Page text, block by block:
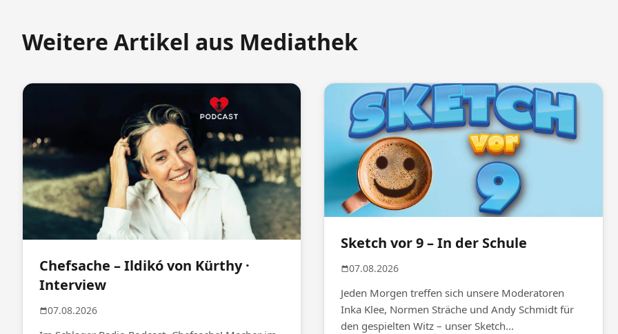
Weitere Artikel aus Mediathek
Chefsache – Ildikó von Kürthy ·
Interview
07.08.2026
Sketch vor 9 – In der Schule
07.08.2026
Jeden Morgen treffen sich unsere Moderatoren
Inka Klee, Normen Sträche und Andy Schmidt für
den gespielten Witz – unser Sketch...